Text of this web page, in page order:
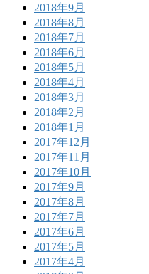
2018年9月
2018年8月
2018年7月
2018年6月
2018年5月
2018年4月
2018年3月
2018年2月
2018年1月
2017年12月
2017年11月
2017年10月
2017年9月
2017年8月
2017年7月
2017年6月
2017年5月
2017年4月